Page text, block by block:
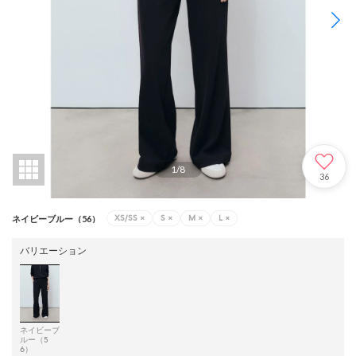
1/8
36
ネイビーブルー（56） XS/SS × S × M × L ×
バリエーション
ネイビーブ
ルー（5
6）